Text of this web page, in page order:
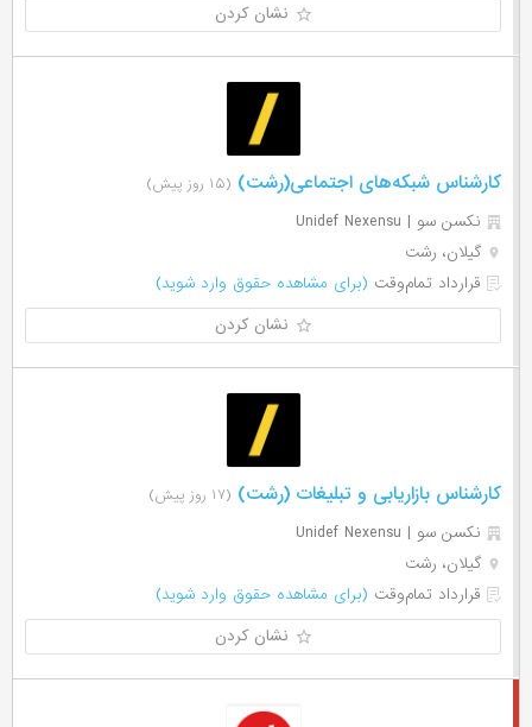
نشان کردن
کارشناس شبکه‌های اجتماعی(رشت) (۱۵ روز پیش)
نکسن سو | Unidef Nexensu
گیلان، رشت
قرارداد تمام‌وقت (برای مشاهده حقوق وارد شوید)
نشان کردن
کارشناس بازاریابی و تبلیغات (رشت) (۱۷ روز پیش)
نکسن سو | Unidef Nexensu
گیلان، رشت
قرارداد تمام‌وقت (برای مشاهده حقوق وارد شوید)
نشان کردن